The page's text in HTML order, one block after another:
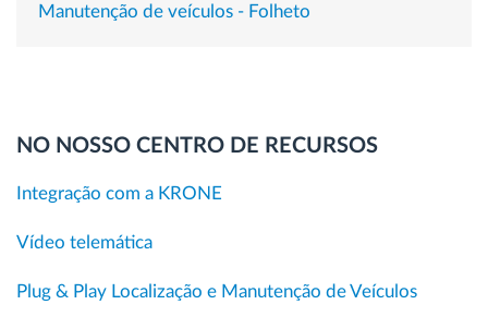
Manutenção de veículos - Folheto
NO NOSSO CENTRO DE RECURSOS
Integração com a KRONE
Vídeo telemática
Plug & Play Localização e Manutenção de Veículos